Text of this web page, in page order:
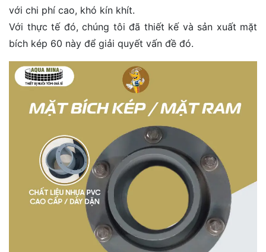
với chi phí cao, khó kín khít.
Với thực tế đó, chúng tôi đã thiết kế và sản xuất mặt
bích kép 60 này để giải quyết vấn đề đó.